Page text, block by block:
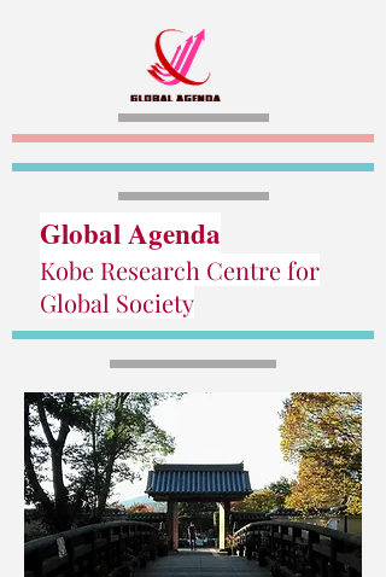
Global Agenda
Kobe Research Centre for
Global Society